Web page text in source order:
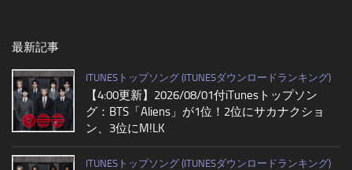
最新記事
ITUNESトップソング (ITUNESダウンロードランキング)
【4:00更新】2026/08/01付iTunesトップソン
グ：BTS「Aliens」が1位！2位にサカナクショ
ン、3位にM!LK
ITUNESトップソング (ITUNESダウンロードランキング)